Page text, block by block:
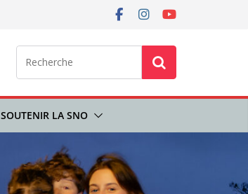
SOUTENIR LA SNO